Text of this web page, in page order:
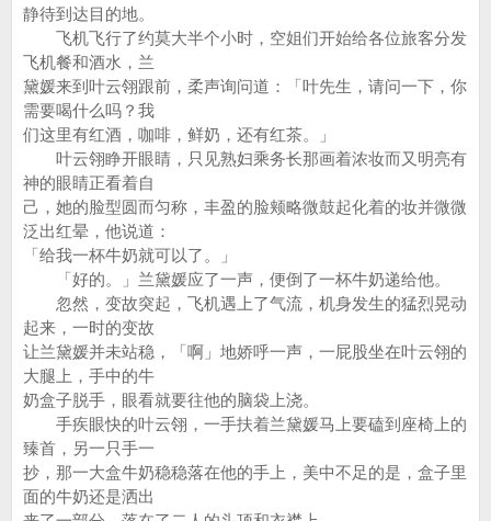
静待到达目的地。
飞机飞行了约莫大半个小时，空姐们开始给各位旅客分发
飞机餐和酒水，兰
黛媛来到叶云翎跟前，柔声询问道：「叶先生，请问一下，你
需要喝什么吗？我
们这里有红酒，咖啡，鲜奶，还有红茶。」
叶云翎睁开眼睛，只见熟妇乘务长那画着浓妆而又明亮有
神的眼睛正看着自
己，她的脸型圆而匀称，丰盈的脸颊略微鼓起化着的妆并微微
泛出红晕，他说道：
「给我一杯牛奶就可以了。」
「好的。」兰黛媛应了一声，便倒了一杯牛奶递给他。
忽然，变故突起，飞机遇上了气流，机身发生的猛烈晃动
起来，一时的变故
让兰黛媛并未站稳，「啊」地娇呼一声，一屁股坐在叶云翎的
大腿上，手中的牛
奶盒子脱手，眼看就要往他的脑袋上浇。
手疾眼快的叶云翎，一手扶着兰黛媛马上要磕到座椅上的
臻首，另一只手一
抄，那一大盒牛奶稳稳落在他的手上，美中不足的是，盒子里
面的牛奶还是洒出